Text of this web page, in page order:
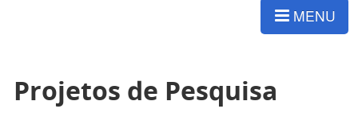
MENU
Projetos de Pesquisa